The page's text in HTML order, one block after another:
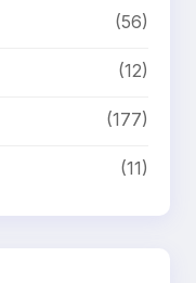
(56)
(12)
(177)
(11)